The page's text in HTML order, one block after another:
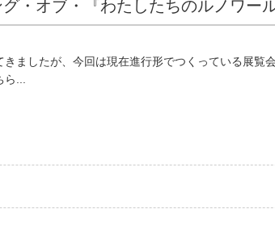
・オブ・『わたしたちのルノワール
ましたが、今回は現在進行形でつくっている展覧
...